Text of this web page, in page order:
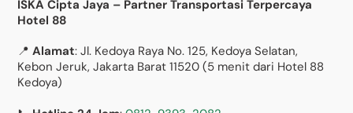
ISKA Cipta Jaya – Partner Transportasi Terpercaya
Hotel 88
📍Alamat: Jl. Kedoya Raya No. 125, Kedoya Selatan,
Kebon Jeruk, Jakarta Barat 11520 (5 menit dari Hotel 88
Kedoya)